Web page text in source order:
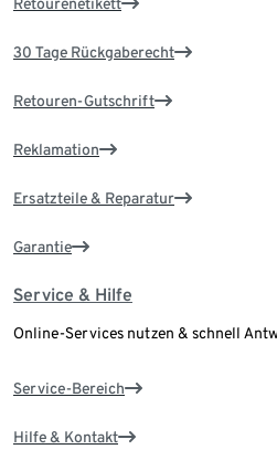
Retourenetikett
30 Tage Rückgaberecht
Retouren-Gutschrift
Reklamation
Ersatzteile & Reparatur
Garantie
Service & Hilfe
Online-Services nutzen & schnell
Service-Bereich
Hilfe & Kontakt